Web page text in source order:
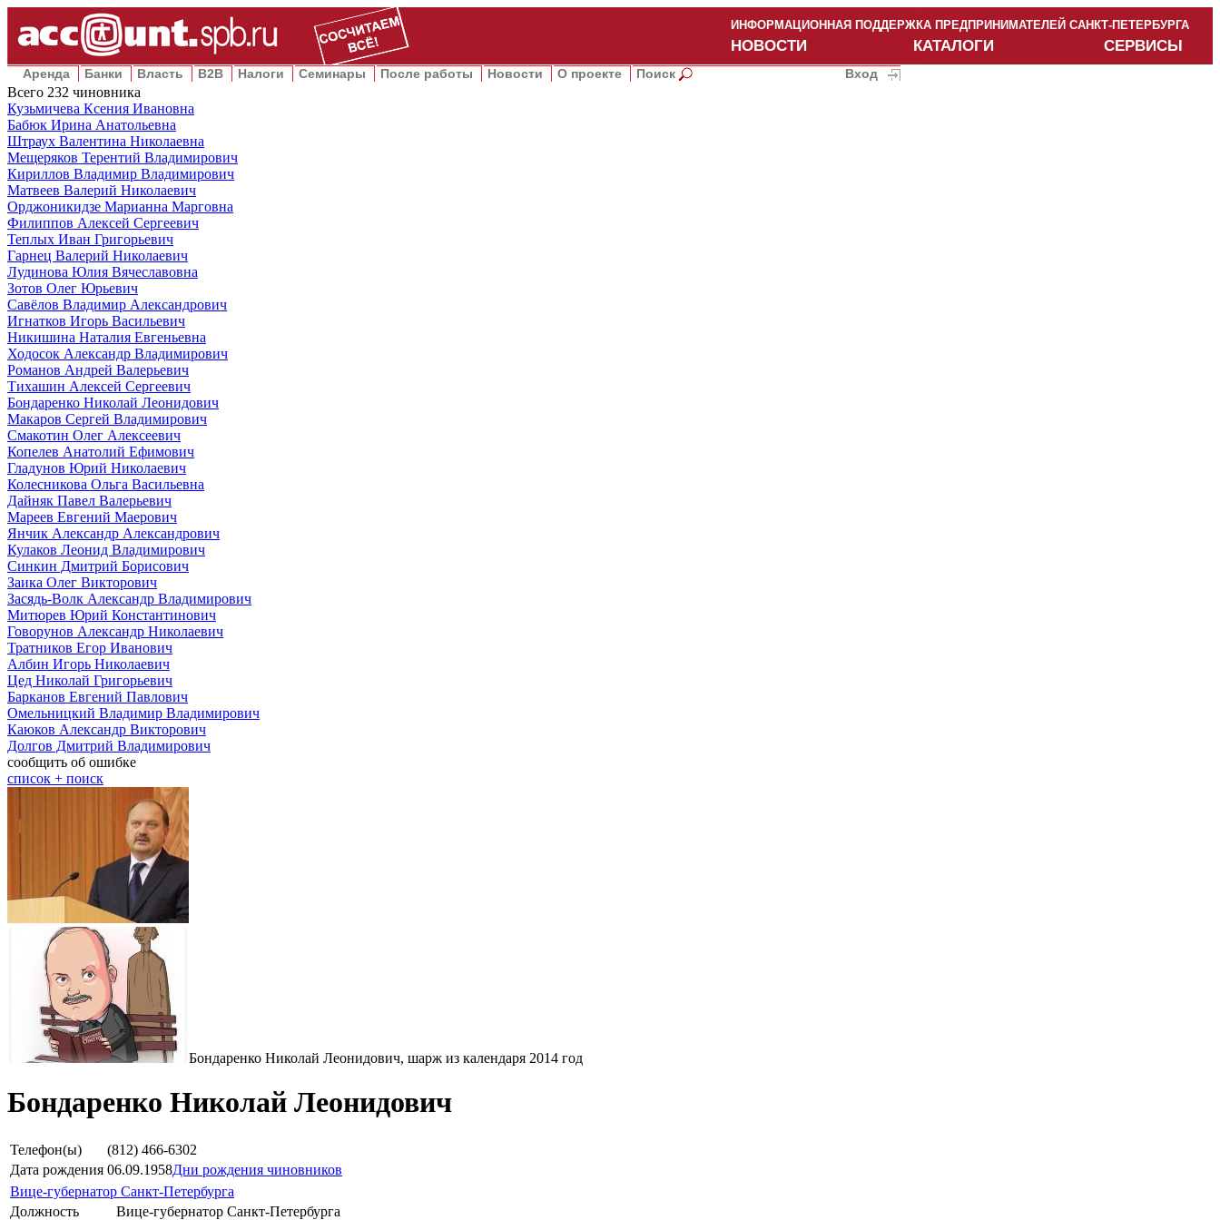
ИНФОРМАЦИОННАЯ ПОДДЕРЖКА ПРЕДПРИНИМАТЕЛЕЙ САНКТ-ПЕТЕРБУРГА
НОВОСТИ КАТАЛОГИ СЕРВИСЫ
Аренда Банки Власть B2B Налоги Семинары После работы Новости О проекте Поиск Вход
Всего 232 чиновника
Кузьмичева Ксения Ивановна
Бабюк Ирина Анатольевна
Штраух Валентина Николаевна
Мещеряков Терентий Владимирович
Кириллов Владимир Владимирович
Матвеев Валерий Николаевич
Орджоникидзе Марианна Марговна
Филиппов Алексей Сергеевич
Теплых Иван Григорьевич
Гарнец Валерий Николаевич
Лудинова Юлия Вячеславовна
Зотов Олег Юрьевич
Савёлов Владимир Александрович
Игнатков Игорь Васильевич
Никишина Наталия Евгеньевна
Ходосок Александр Владимирович
Романов Андрей Валерьевич
Тихашин Алексей Сергеевич
Бондаренко Николай Леонидович
Макаров Сергей Владимирович
Смакотин Олег Алексеевич
Копелев Анатолий Ефимович
Гладунов Юрий Николаевич
Колесникова Ольга Васильевна
Дайняк Павел Валерьевич
Мареев Евгений Маерович
Янчик Александр Александрович
Кулаков Леонид Владимирович
Синкин Дмитрий Борисович
Заика Олег Викторович
Засядь-Волк Александр Владимирович
Митюрев Юрий Константинович
Говорунов Александр Николаевич
Тратников Егор Иванович
Албин Игорь Николаевич
Цед Николай Григорьевич
Барканов Евгений Павлович
Омельницкий Владимир Владимирович
Каюков Александр Викторович
Долгов Дмитрий Владимирович
сообщить об ошибке
cписок + поиск
Бондаренко Николай Леонидович, шарж из календаря 2014 год
Бондаренко Николай Леонидович
Телефон(ы)
(812) 466-6302
Дата рождения 06.09.1958Дни рождения чиновников
Вице-губернатор Санкт-Петербурга
Должность
Вице-губернатор Санкт-Петербурга